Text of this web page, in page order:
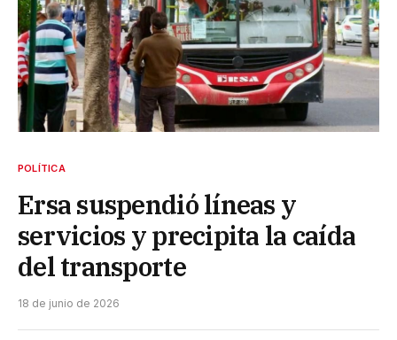
POLÍTICA
Ersa suspendió líneas y
servicios y precipita la caída
del transporte
18 de junio de 2026